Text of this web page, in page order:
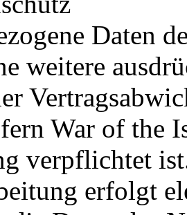
Daten
weitere
War of the
verpflichtet
erfolgt